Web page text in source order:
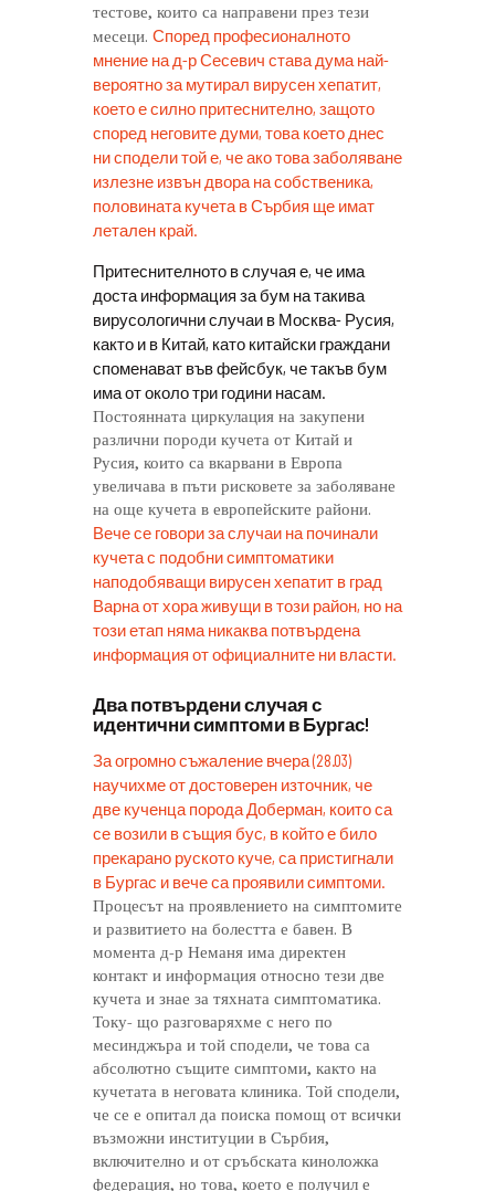
тестове, които са направени през тези
месеци. Според професионалното
мнение на д-р Сесевич става дума най-
вероятно за мутирал вирусен хепатит,
което е силно притеснително, защото
според неговите думи, това което днес
ни сподели той е, че ако това заболяване
излезне извън двора на собственика,
половината кучета в Сърбия ще имат
летален край.
Притеснителното в случая е, че има
доста информация за бум на такива
вирусологични случаи в Москва- Русия,
както и в Китай, като китайски граждани
споменават във фейсбук, че такъв бум
има от около три години насам.
Постоянната циркулация на закупени
различни породи кучета от Китай и
Русия, които са вкарвани в Европа
увеличава в пъти рисковете за заболяване
на още кучета в европейските райони.
Вече се говори за случаи на починали
кучета с подобни симптоматики
наподобяващи вирусен хепатит в град
Варна от хора живущи в този район, но на
този етап няма никаква потвърдена
информация от официалните ни власти.
Два потвърдени случая с
идентични симптоми в Бургас!
За огромно съжаление вчера (28.03)
научихме от достоверен източник, че
две кученца порода Доберман, които са
се возили в същия бус, в който е било
прекарано руското куче, са пристигнали
в Бургас и вече са проявили симптоми.
Процесът на проявлението на симптомите
и развитието на болестта е бавен. В
момента д-р Неманя има директен
контакт и информация относно тези две
кучета и знае за тяхната симптоматика.
Току- що разговаряхме с него по
месинджъра и той сподели, че това са
абсолютно същите симптоми, както на
кучетата в неговата клиника. Той сподели,
че се е опитал да поиска помощ от всички
възможни институции в Сърбия,
включително и от сръбската киноложка
федерация, но това, което е получил е